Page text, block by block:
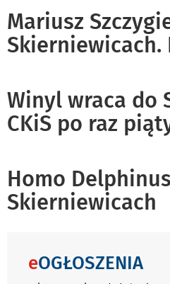
Mariusz
Skierniewicach.
Winyl wraca do
CKiS po raz
Homo
Skierniewicach
eOGŁOSZENIA